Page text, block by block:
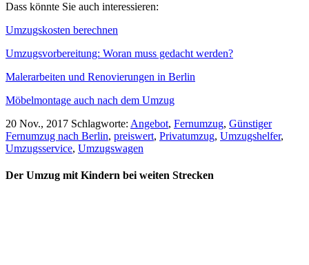
Dass könnte Sie auch interessieren:
Umzugskosten berechnen
Umzugsvorbereitung: Woran muss gedacht werden?
Malerarbeiten und Renovierungen in Berlin
Möbelmontage auch nach dem Umzug
20 Nov., 2017 Schlagworte: Angebot, Fernumzug, Günstiger
Fernumzug nach Berlin, preiswert, Privatumzug, Umzugshelfer,
Umzugsservice, Umzugswagen
Der Umzug mit Kindern bei weiten Strecken